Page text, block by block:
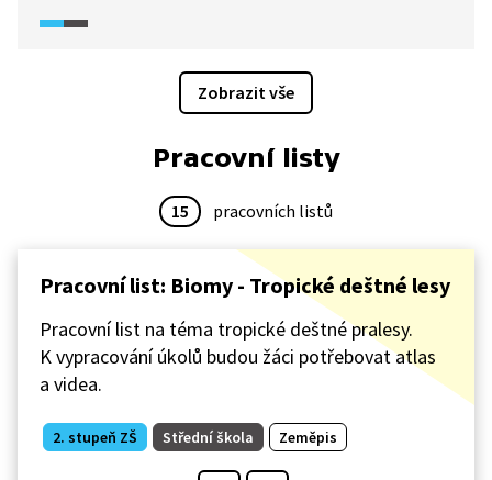
Zobrazit vše
Pracovní listy
15 pracovních listů
Pracovní list: Biomy - Tropické deštné lesy
Pracovní list na téma tropické deštné pralesy.
K vypracování úkolů budou žáci potřebovat atlas
a videa.
2. stupeň ZŠ Střední škola Zeměpis